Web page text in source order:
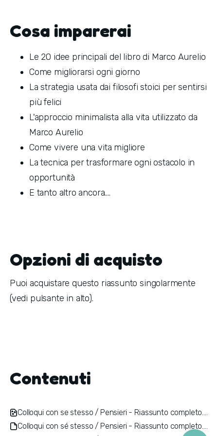
Cosa imparerai
Le 20 idee principali del libro di Marco Aurelio
Come migliorarsi ogni giorno
La strategia usata dai filosofi stoici per sentirsi
più felici
L'approccio minimalista alla vita utilizzato da
Marco Aurelio
Come vivere una vita migliore
La tecnica per trasformare ogni ostacolo in
opportunità
E tanto altro ancora....
Opzioni di acquisto
Puoi acquistare questo riassunto singolarmente
(vedi pulsante in alto).
Contenuti